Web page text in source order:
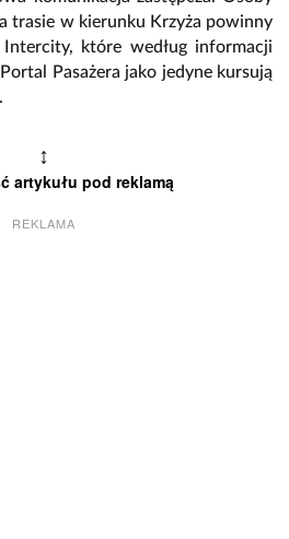
trasie w kierunku Krzyża powinny
Intercity, które według informacji
Pasażera jako jedyne kursują
↕
artykułu pod reklamą
REKLAMA